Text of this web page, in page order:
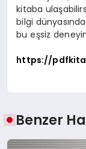
kitaba
bilgi
bu eşsiz
https://
Benzer